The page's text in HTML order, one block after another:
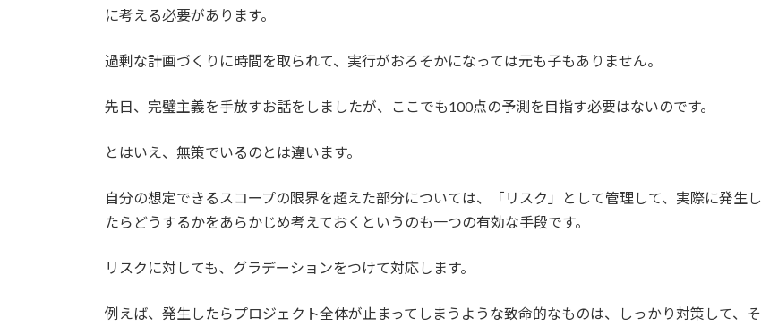
に考える必要があります。
過剰な計画づくりに時間を取られて、実行がおろそかになっては元も子もありません。
先日、完璧主義を手放すお話をしましたが、ここでも100点の予測を目指す必要はないのです。
とはいえ、無策でいるのとは違います。
自分の想定できるスコープの限界を超えた部分については、「リスク」として管理して、実際に発生し
たらどうするかをあらかじめ考えておくというのも一つの有効な手段です。
リスクに対しても、グラデーションをつけて対応します。
例えば、発生したらプロジェクト全体が止まってしまうような致命的なものは、しっかり対策して、そ